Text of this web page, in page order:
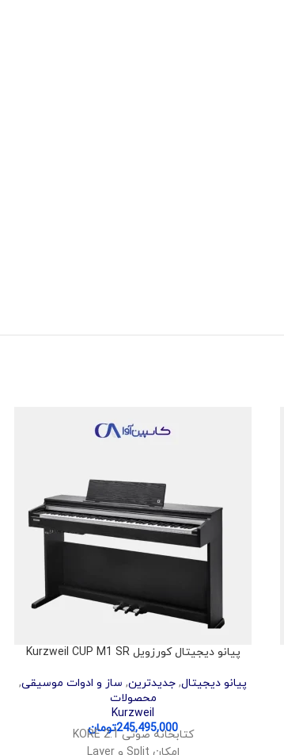
پیانو دیجیتال کورزویل Kurzweil CUP M1 SR
پیانو دیجیتال, جدیدترین, ساز و ادوات موسیقی,
محصولات
Kurzweil
245,495,000تومانکتابخانه صوتی KORE 2.1